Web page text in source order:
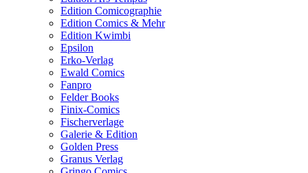
Edition Comicographie
Edition Comics & Mehr
Edition Kwimbi
Epsilon
Erko-Verlag
Ewald Comics
Fanpro
Felder Books
Finix-Comics
Fischerverlage
Galerie & Edition
Golden Press
Granus Verlag